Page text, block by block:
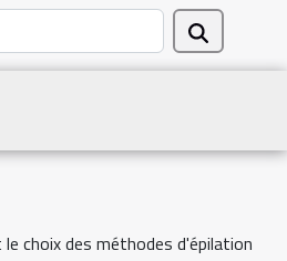
choix des méthodes d'épilation